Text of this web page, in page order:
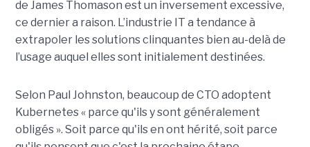
de James Thomason est un inversement excessive,
ce dernier a raison. L’industrie IT a tendance à
extrapoler les solutions clinquantes bien au-delà de
l’usage auquel elles sont initialement destinées.
Selon Paul Johnston, beaucoup de CTO adoptent
Kubernetes « parce qu'ils y sont généralement
obligés ». Soit parce qu'ils en ont hérité, soit parce